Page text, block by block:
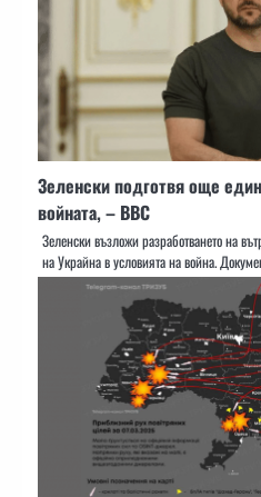
Зеленски подготвя още
войната, – BBC
Зеленски възложи разработването на
на Украйна в условията на война.